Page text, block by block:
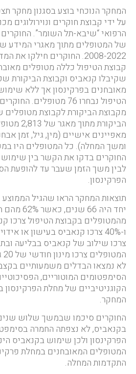
המחקר הנוכחי בוצע בסגנון מחקר
על ידי קבוצת חוקרים ונוירולוגים
הרפואי “שיבא-תל השומר”. החוקרים
של המטופלים מתוך מאגרי המידע
2008-2022. החוקרים חילקו
קבוצת הטיפול כללה מטופלים
שקיבלו קנאביס וקבוצת הביקורת
מאובחנים בפרקינסון אך ללא
מקבוצת הביקורת לקבוצת מטופלים
הביקורת
מאפיינים אישיים (מין, גיל, זמן
ומשך המחלה). כל המטופלים היו
החוקרים בדקו את הקשר בין
לבין משך הזמן שעבר עד להופעת
הפרקינסון.
תוצאות המחקר הראו שהגיל
מהמטופלים בקבוצת הטיפול צרכו
צרכו שילוב של קנאביס בבליעה
המטופלים צרכו מינון חודשי של 20 גרם תפרחת.
לא נמצאו הבדלים משמעותיים
הסימפטומים המוטוריים,
הקוגניטיביים של מחלת הפרקינסון
המחקר.
החוקרים סיכמו שבמשך שלוש
בקנאביס, לא נצפתה החמרה
הפרקינסון ולכן שימוש בקנאביס
המטופלים המאובחנים במחלת
התקדמות המחלה.